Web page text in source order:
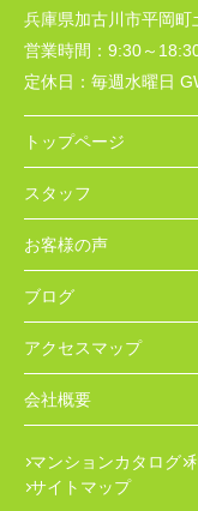
兵庫県加古川市平岡町
営業時間： 9:30～
定休日： 毎週水曜日
トップページ
スタッフ
お客様の声
ブログ
アクセスマップ
会社概要
マンションカタログ
サイトマップ